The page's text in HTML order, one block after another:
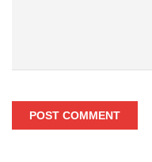
POST COMMENT